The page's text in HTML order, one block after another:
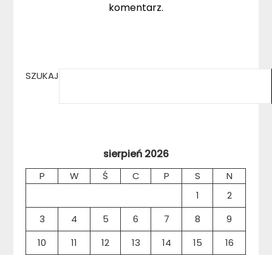
komentarz.
SZUKAJ
sierpień 2026
P W Ś C P S
N
1
2
3
4 5 6 7 8
9
10
11 12 13 14 15
16